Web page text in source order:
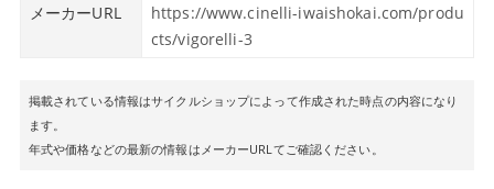
メーカーURL
https://www.cinelli-iwaishokai.com/produ
cts/vigorelli-3
掲載されている情報はサイクルショップによって作成された時点の内容になり
ます。
年式や価格などの最新の情報はメーカーURLてご確認ください。